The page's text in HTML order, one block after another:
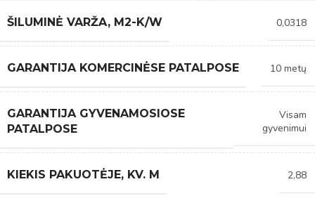
ŠILUMINĖ VARŽA, M2-K/W 0,0318
GARANTIJA KOMERCINĖSE PATALPOSE 10 metų
GARANTIJA GYVENAMOSIOSE
PATALPOSE
Visam
gyvenimui
KIEKIS PAKUOTĖJE, KV. M 2,88